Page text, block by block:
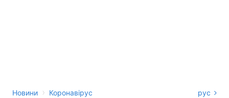
Новини › Коронавірус рус